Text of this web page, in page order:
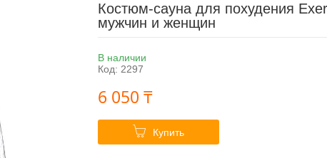
Костюм-сауна для похудения
мужчин и женщин
В наличии
Код: 2297
6 050 ₸
Купить